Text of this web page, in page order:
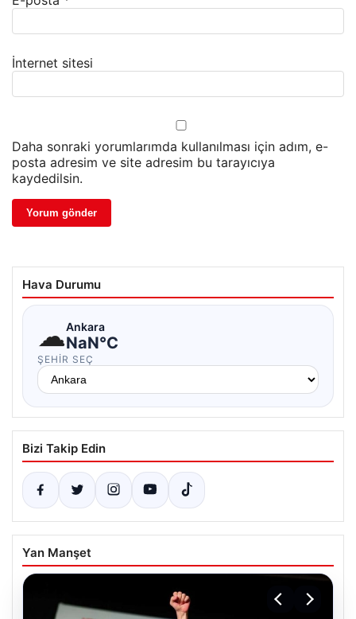
İnternet sitesi
Daha sonraki yorumlarımda kullanılması için adım, e-
posta adresim ve site adresim bu tarayıcıya
kaydedilsin.
Hava Durumu
☁Ankara
NaN°C
ŞEHIR SEÇ
Bizi Takip Edin
Yan Manşet